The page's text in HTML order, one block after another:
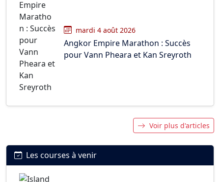
mardi 4 août 2026
Angkor Empire Marathon : Succès
pour Vann Pheara et Kan Sreyroth
Voir plus d'articles
Les courses à venir